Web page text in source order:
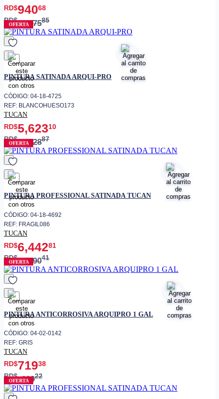
RD$94068
RD$1,17585
OFERTA
favorito
PINTURA SATINADA ARQUI-PRO
CÓDIGO: 04-18-4725
REF: BLANCOHUESO173
TUCAN
RD$5,62310
RD$7,02887
OFERTA
favorito
PINTURA PROFESSIONAL SATINADA TUCAN
CÓDIGO: 04-18-4692
REF: FRAGIL086
TUCAN
RD$6,44281
RD$8,59041
OFERTA
favorito
PINTURA ANTICORROSIVA ARQUIPRO 1 GAL
CÓDIGO: 04-02-0142
REF: GRIS
TUCAN
RD$71938
RD$89922
OFERTA